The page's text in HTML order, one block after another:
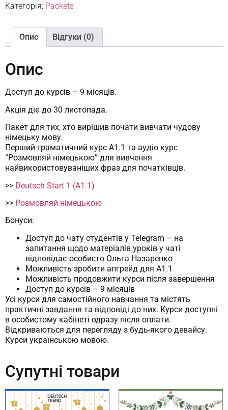
Категорія: Packets
Опис Відгуки (0)
Опис
Доступ до курсiв – 9 місяців.
Акція діє до 30 листопада.
Пакет для тих, хто вирішив почати вивчати чудову
німецьку мову.
Перший граматичний курс А1.1 та аудіо курс
“Розмовляй німецькою” для вивчення
найвикористовуваніших фраз для початківців.
>> Deutsch Start 1 (A1.1)
>> Розмовляй німецькою
Бонуси:
Доступ до чату студентів у Telegram – на
запитання щодо матеріалів уроків у чаті
відповідає особисто Ольга Назаренко
Можливість зробити апгрейд для А1.1
Можливість продовжити курси після завершення
Доступ до курсів – 9 місяців
Усі курси для самостійного навчання та містять
практичні завдання та відповіді до них. Курси доступні
в особистому кабінеті одразу після оплати.
Відкриваються для перегляду з будь-якого девайсу.
Курси українською мовою.
Супутні товари